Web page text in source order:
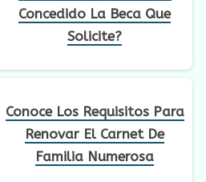
Concedido La Beca Que
Solicite?
Conoce Los Requisitos Para
Renovar El Carnet De
Familia Numerosa